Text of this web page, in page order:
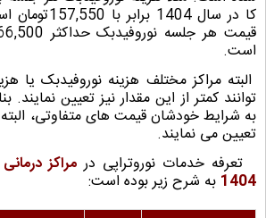
کا در سال
است.
البته مراکز مختلف هزینه نوروفیدبک یا
توانند کمتر از این مقدار نیز تعیین نمایند.
به شرایط خودشان قیمت های متفاوتی،
تعیین می نمایند.
تعرفه خدمات نوروتراپی در مراکز
1404 به شرح زیر بوده است: